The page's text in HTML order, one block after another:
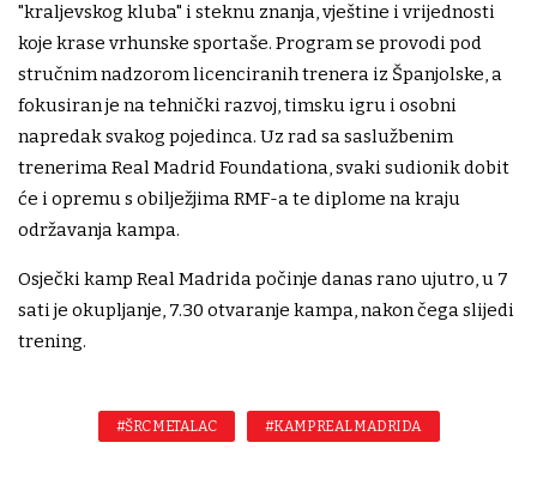
"kraljevskog kluba" i steknu znanja, vještine i vrijednosti
koje krase vrhunske sportaše. Program se provodi pod
stručnim nadzorom licenciranih trenera iz Španjolske, a
fokusiran je na tehnički razvoj, timsku igru i osobni
napredak svakog pojedinca. Uz rad sa saslužbenim
trenerima Real Madrid Foundationa, svaki sudionik dobit
će i opremu s obilježjima RMF-a te diplome na kraju
održavanja kampa.
Osječki kamp Real Madrida počinje danas rano ujutro, u 7
sati je okupljanje, 7.30 otvaranje kampa, nakon čega slijedi
trening.
#ŠRC METALAC #KAMP REAL MADRIDA